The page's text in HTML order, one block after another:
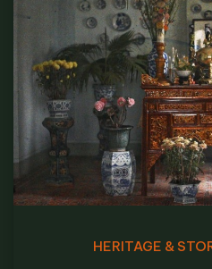
HERITAGE &